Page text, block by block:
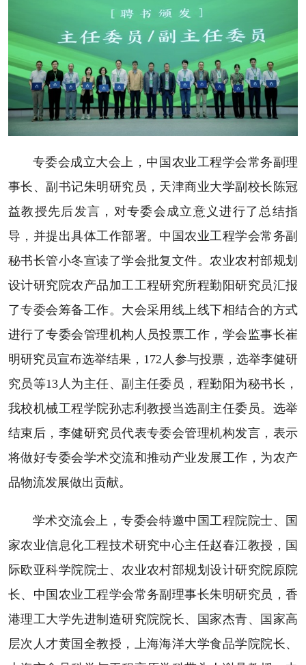
专委会成立大会上，中国农业工程学会常务副理
事长、副书记朱明研究员，天津商业大学副校长陈冠
益教授先后发言，对专委会成立意义进行了总结指
导，并提出具体工作部署。中国农业工程学会常务副
秘书长管小冬宣读了学会批复文件。农业农村部规划
设计研究院农产品加工工程研究所程勤阳研究员汇报
了专委会筹备工作。大会采用线上线下相结合的方式
进行了专委会管理机构人员投票工作，学会监事长崔
明研究员宣布选举结果，172人参与投票，选举李健研
究员等13人为主任、副主任委员，程勤阳为秘书长，
我校机械工程学院孙志利教授当选副主任委员。选举
结束后，李健研究员代表专委会管理机构发言，表示
将做好专委会学术交流和推动产业发展工作，为农产
品物流发展做出贡献。
学术交流会上，专委会特邀中国工程院院士、国
家农业信息化工程技术研究中心主任赵春江教授，国
际欧亚科学院院士、农业农村部规划设计研究院原院
长、中国农业工程学会常务副理事长朱明研究员，香
港理工大学先进制造研究院院长、国家杰青、国家高
层次人才黄国全教授，上海海洋大学食品学院院长、